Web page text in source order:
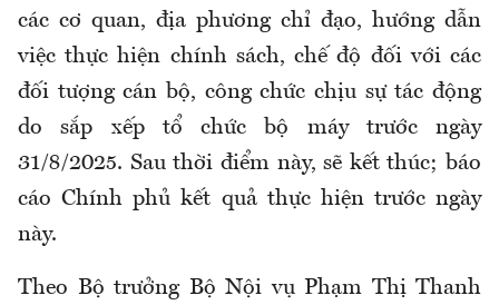
các cơ quan, địa phương chỉ đạo, hướng dẫn
việc thực hiện chính sách, chế độ đối với các
đối tượng cán bộ, công chức chịu sự tác động
do sắp xếp tổ chức bộ máy trước ngày
31/8/2025. Sau thời điểm này, sẽ kết thúc; báo
cáo Chính phủ kết quả thực hiện trước ngày
này.
Theo Bộ trưởng Bộ Nội vụ Phạm Thị Thanh